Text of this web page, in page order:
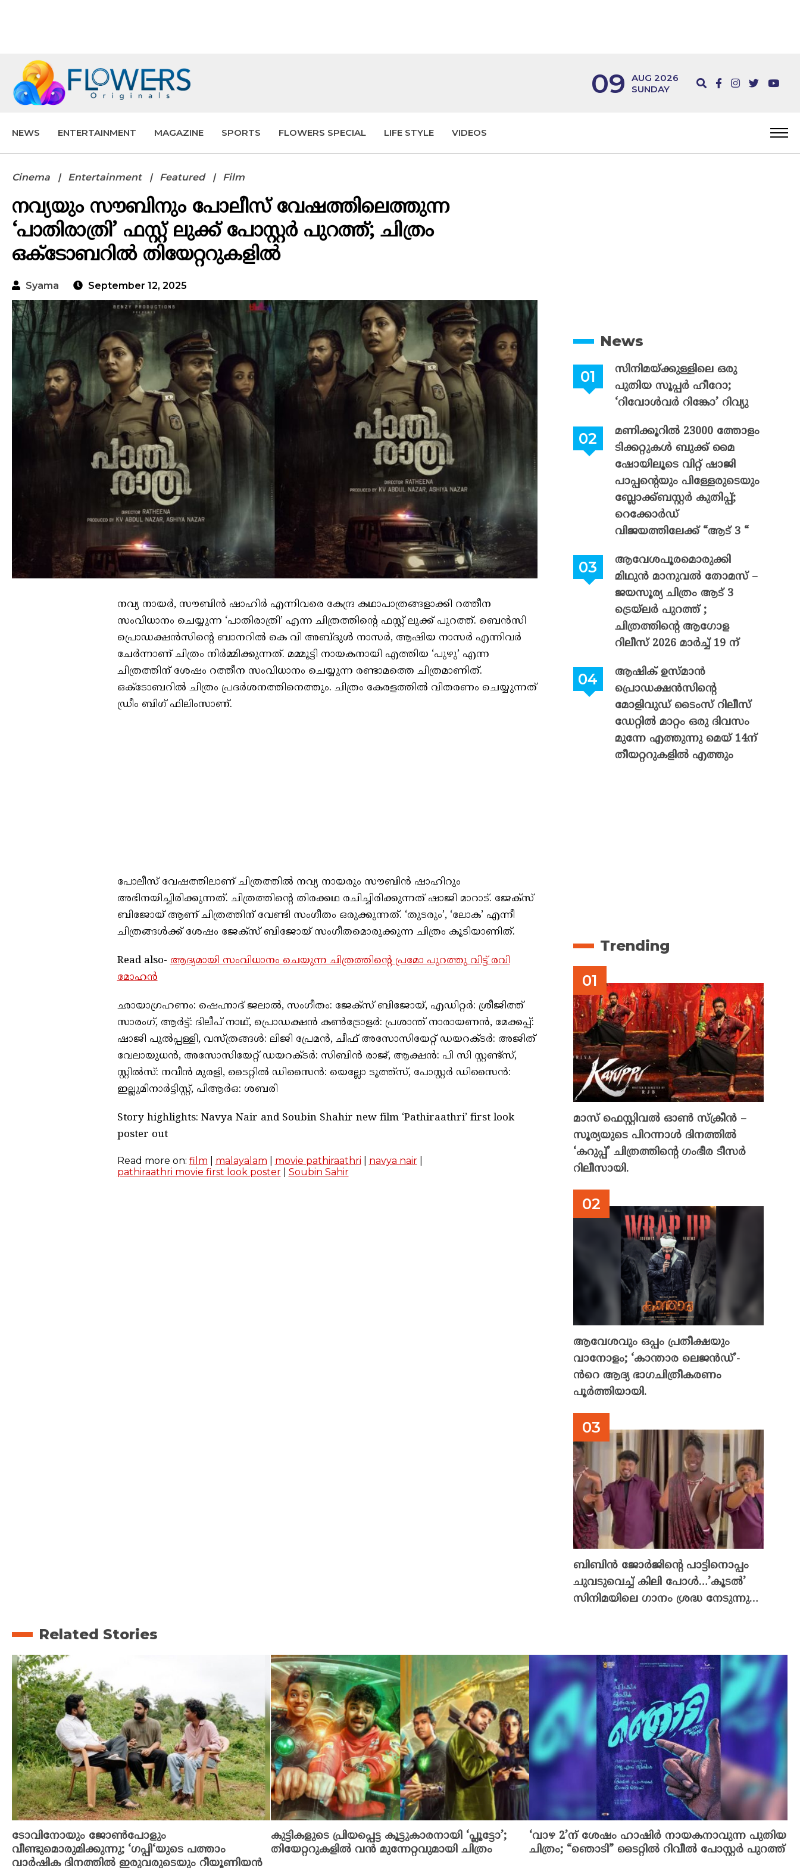
09
AUG 2026
SUNDAY
NEWS ENTERTAINMENT MAGAZINE SPORTS FLOWERS SPECIAL LIFE STYLE VIDEOS
Cinema Entertainment Featured Film
നവ്യയും സൗബിനും പോലീസ് വേഷത്തിലെത്തുന്ന
‘പാതിരാത്രി’ ഫസ്റ്റ് ലുക്ക് പോസ്റ്റർ പുറത്ത്; ചിത്രം
ഒക്ടോബറിൽ തിയേറ്ററുകളിൽ
Syama September 12, 2025
നവ്യ നായർ, സൗബിൻ ഷാഹിർ എന്നിവരെ കേന്ദ്ര കഥാപാത്രങ്ങളാക്കി റത്തീന
സംവിധാനം ചെയ്യുന്ന ‘പാതിരാത്രി’ എന്ന ചിത്രത്തിൻ്റെ ഫസ്റ്റ് ലുക്ക് പുറത്ത്. ബെൻസി
പ്രൊഡക്ഷൻസിൻ്റെ ബാനറിൽ കെ വി അബ്ദുൾ നാസർ, ആഷിയ നാസർ എന്നിവർ
ചേർന്നാണ് ചിത്രം നിർമ്മിക്കുന്നത്. മമ്മൂട്ടി നായകനായി എത്തിയ ‘പുഴു’ എന്ന
ചിത്രത്തിന് ശേഷം റത്തീന സംവിധാനം ചെയ്യുന്ന രണ്ടാമത്തെ ചിത്രമാണിത്.
ഒക്ടോബറിൽ ചിത്രം പ്രദർശനത്തിനെത്തും. ചിത്രം കേരളത്തിൽ വിതരണം ചെയ്യുന്നത്
ഡ്രീം ബിഗ് ഫിലിംസാണ്.
പോലീസ് വേഷത്തിലാണ് ചിത്രത്തിൽ നവ്യ നായരും സൗബിൻ ഷാഹിറും
അഭിനയിച്ചിരിക്കുന്നത്. ചിത്രത്തിൻ്റെ തിരക്കഥ രചിച്ചിരിക്കുന്നത് ഷാജി മാറാട്. ജേക്സ്
ബിജോയ് ആണ് ചിത്രത്തിന് വേണ്ടി സംഗീതം ഒരുക്കുന്നത്. ‘തുടരും’, ‘ലോക’ എന്നീ
ചിത്രങ്ങൾക്ക് ശേഷം ജേക്സ് ബിജോയ് സംഗീതമൊരുക്കുന്ന ചിത്രം കൂടിയാണിത്.
Read also-ആദ്യമായി സംവിധാനം ചെയുന്ന ചിത്രത്തിന്റെ പ്രമോ പുറത്തു വിട്ട് രവി
മോഹൻ
ഛായാഗ്രഹണം: ഷെഹ്നാദ് ജലാൽ, സംഗീതം: ജേക്സ് ബിജോയ്, എഡിറ്റർ: ശ്രീജിത്ത്
സാരംഗ്, ആർട്ട്: ദിലീപ് നാഥ്, പ്രൊഡക്ഷൻ കൺട്രോളർ: പ്രശാന്ത് നാരായണൻ, മേക്കപ്പ്:
ഷാജി പുൽപ്പള്ളി, വസ്ത്രങ്ങൾ: ലിജി പ്രേമൻ, ചീഫ് അസോസിയേറ്റ് ഡയറക്ടർ: അജിത്
വേലായുധൻ, അസോസിയേറ്റ് ഡയറക്ടർ: സിബിൻ രാജ്, ആക്ഷൻ: പി സി സ്റ്റണ്ട്സ്,
സ്റ്റിൽസ്: നവീൻ മുരളി, ടൈറ്റിൽ ഡിസൈൻ: യെല്ലോ ടൂത്ത്സ്, പോസ്റ്റർ ഡിസൈൻ:
ഇല്ലുമിനാർട്ടിസ്റ്റ്, പിആർഒ: ശബരി
Story highlights: Navya Nair and Soubin Shahir new film ‘Pathiraathri’ first look
poster out
Read more on: film malayalam movie pathiraathri navya nair|
pathiraathri movie first look poster| Soubin Sahir
News
സിനിമയ്ക്കുള്ളിലെ ഒരു
പുതിയ സൂപ്പർ ഹീറോ;
‘റിവോൾവർ റിങ്കോ’ റിവ്യു
മണിക്കൂറിൽ 23000 ത്തോളം
ടിക്കറ്റുകൾ ബുക്ക് മൈ
ഷോയിലൂടെ വിറ്റ് ഷാജി
പാപ്പന്റെയും പിള്ളേരുടെയും
ബ്ലോക്ക്ബസ്റ്റർ കുതിപ്പ്;
റെക്കോർഡ്
വിജയത്തിലേക്ക് “ആട് 3 “
ആവേശപൂരമൊരുക്കി
മിഥുൻ മാനുവൽ തോമസ് –
ജയസൂര്യ ചിത്രം ആട് 3
ട്രെയ്‌ലർ പുറത്ത് ;
ചിത്രത്തിന്റെ ആഗോള
റിലീസ് 2026 മാർച്ച് 19 ന്
ആഷിക് ഉസ്മാൻ
പ്രൊഡക്ഷൻസിന്റെ
മോളിവുഡ് ടൈംസ് റിലീസ്
ഡേറ്റിൽ മാറ്റം ഒരു ദിവസം
മുന്നേ എത്തുന്നു മെയ് 14ന്
തീയറ്ററുകളിൽ എത്തും
Trending
മാസ് ഫെസ്റ്റിവൽ ഓൺ സ്‌ക്രീൻ –
സൂര്യയുടെ പിറന്നാൾ ദിനത്തിൽ
‘കറുപ്പ്’ ചിത്രത്തിന്റെ ഗംഭീര ടീസർ
റിലീസായി.
ആവേശവും ഒപ്പം പ്രതീക്ഷയും
വാനോളം; ‘കാന്താര ലെജൻഡ്’-
ൻറെ ആദ്യ ഭാഗചിത്രീകരണം
പൂർത്തിയായി.
ബിബിൻ ജോർജിന്റെ പാട്ടിനൊപ്പം
ചുവടുവെച്ച് കിലി പോൾ…’കൂടൽ’
സിനിമയിലെ ഗാനം ശ്രദ്ധ നേടുന്നു…
Related Stories
ടോവിനോയും ജോൺപോളും
വീണ്ടുമൊരുമിക്കുന്നു; ‘ഗപ്പി‘യുടെ പത്താം
വാർഷിക ദിനത്തിൽ ഇരുവരുടെയും റീയൂണിയൻ
കുട്ടികളുടെ പ്രിയപ്പെട്ട കൂട്ടുകാരനായി ‘പ്ലൂട്ടോ’;
തിയേറ്ററുകളിൽ വൻ മുന്നേറ്റവുമായി ചിത്രം
‘വാഴ 2’ന് ശേഷം ഹാഷിർ നായകനാവുന്ന പുതിയ
ചിത്രം; “ഞൊടി” ടൈറ്റിൽ റിവീൽ പോസ്റ്റർ പുറത്ത്